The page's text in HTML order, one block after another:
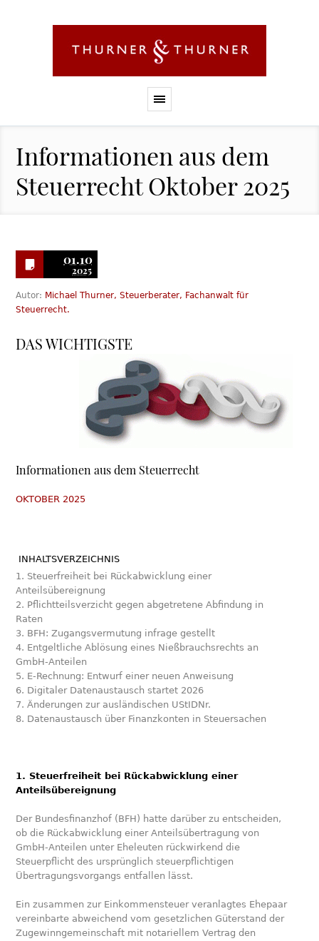
Informationen aus dem
Steuerrecht Oktober 2025
01.10
2025
Autor: Michael Thurner, Steuerberater, Fachanwalt für
Steuerrecht.
DAS WICHTIGSTE
Informationen aus dem Steuerrecht
OKTOBER 2025
INHALTSVERZEICHNIS
1. Steuerfreiheit bei Rückabwicklung einer
Anteilsübereignung
2. Pflichtteilsverzicht gegen abgetretene Abfindung in
Raten
3. BFH: Zugangsvermutung infrage gestellt
4. Entgeltliche Ablösung eines Nießbrauchsrechts an
GmbH-Anteilen
5. E-Rechnung: Entwurf einer neuen Anweisung
6. Digitaler Datenaustausch startet 2026
7. Änderungen zur ausländischen UStIDNr.
8. Datenaustausch über Finanzkonten in Steuersachen
1. Steuerfreiheit bei Rückabwicklung einer
Anteilsübereignung
Der Bundesfinanzhof (BFH) hatte darüber zu entscheiden,
ob die Rückabwicklung einer Anteilsübertragung von
GmbH-Anteilen unter Eheleuten rückwirkend die
Steuerpflicht des ursprünglich steuerpflichtigen
Übertragungsvorgangs entfallen lässt.
Ein zusammen zur Einkommensteuer veranlagtes Ehepaar
vereinbarte abweichend vom gesetzlichen Güterstand der
Zugewinngemeinschaft mit notariellem Vertrag den